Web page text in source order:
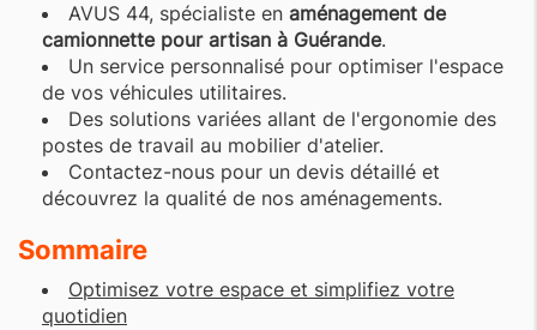
AVUS 44, spécialiste en aménagement de
camionnette pour artisan à Guérande.
Un service personnalisé pour optimiser l'espace
de vos véhicules utilitaires.
Des solutions variées allant de l'ergonomie des
postes de travail au mobilier d'atelier.
Contactez-nous pour un devis détaillé et
découvrez la qualité de nos aménagements.
Sommaire
Optimisez votre espace et simplifiez votre
quotidien